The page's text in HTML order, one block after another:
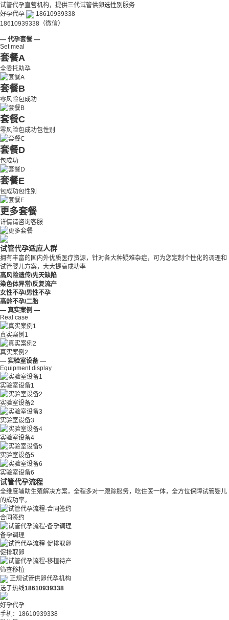
试管代孕直营机构，提供三代试管供卵选性别服务
好孕代孕
18610939338
18610939338（微信）
— 代孕套餐 —
Set meal
套餐A
全委托助孕
套餐B
零风险包成功
套餐C
零风险包成功包性别
套餐D
包成功
套餐E
包成功包性别
更多套餐
详情请咨询客服
试管代孕适应人群
拥有丰富的国内外优质医疗资源，针对各大种疑难杂症，可为您定制个性化的调理和
试管婴儿方案，大大提高成功率
高风险遗传/先天缺陷
染色体异常/反复流产
女性不孕/男性不孕
高龄不孕/二胎
— 真实案例 —
Real case
真实案例1
真实案例2
— 实验室设备 —
Equipment display
实验室设备1
实验室设备2
实验室设备3
实验室设备4
实验室设备5
实验室设备6
试管代孕流程
全维度辅助生殖解决方案，全程多对一跟踪服务，吃住医一体，全方位保障试管婴儿
的成功率。
合同签约
备孕调理
促排取卵
筛查移植
正规试管供卵代孕机构
送子热线18610939338
好孕代孕
手机：18610939338